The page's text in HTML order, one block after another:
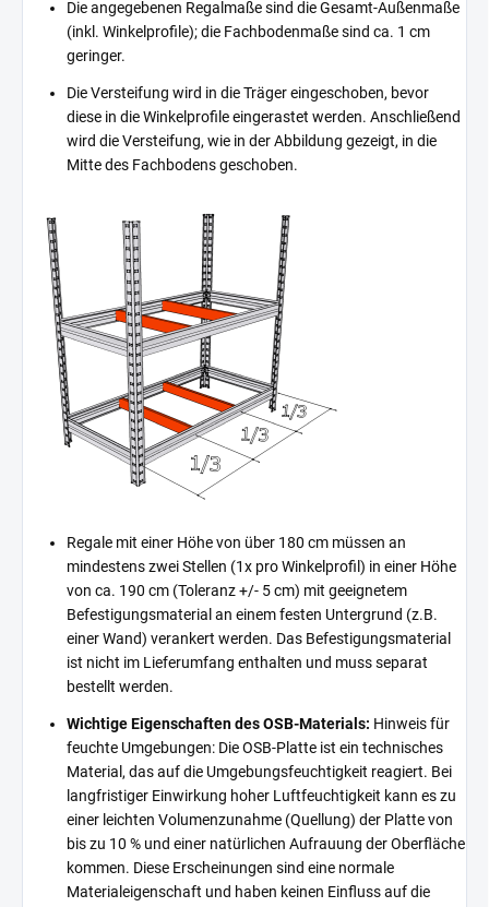
Die angegebenen Regalmaße sind die Gesamt-Außenmaße
(inkl. Winkelprofile); die Fachbodenmaße sind ca. 1 cm
geringer.
Die Versteifung wird in die Träger eingeschoben, bevor
diese in die Winkelprofile eingerastet werden. Anschließend
wird die Versteifung, wie in der Abbildung gezeigt, in die
Mitte des Fachbodens geschoben.
Regale mit einer Höhe von über 180 cm müssen an
mindestens zwei Stellen (1x pro Winkelprofil) in einer Höhe
von ca. 190 cm (Toleranz +/- 5 cm) mit geeignetem
Befestigungsmaterial an einem festen Untergrund (z.B.
einer Wand) verankert werden. Das Befestigungsmaterial
ist nicht im Lieferumfang enthalten und muss separat
bestellt werden.
Wichtige Eigenschaften des OSB-Materials: Hinweis für
feuchte Umgebungen: Die OSB-Platte ist ein technisches
Material, das auf die Umgebungsfeuchtigkeit reagiert. Bei
langfristiger Einwirkung hoher Luftfeuchtigkeit kann es zu
einer leichten Volumenzunahme (Quellung) der Platte von
bis zu 10 % und einer natürlichen Aufrauung der Oberfläche
kommen. Diese Erscheinungen sind eine normale
Materialeigenschaft und haben keinen Einfluss auf die